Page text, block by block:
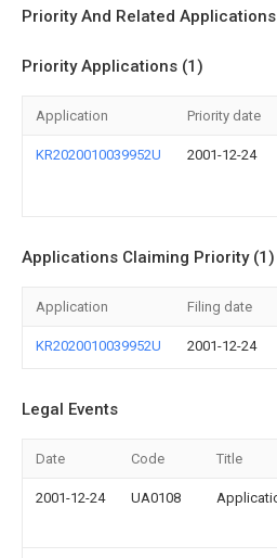
Priority And Related Applications
Priority Applications (1)
Application Priority date
KR2020010039952U 2001-12-24
Applications Claiming Priority (1)
Application Filing date
KR2020010039952U 2001-12-24
Legal Events
Date Code Title
2001-12-24 UA0108